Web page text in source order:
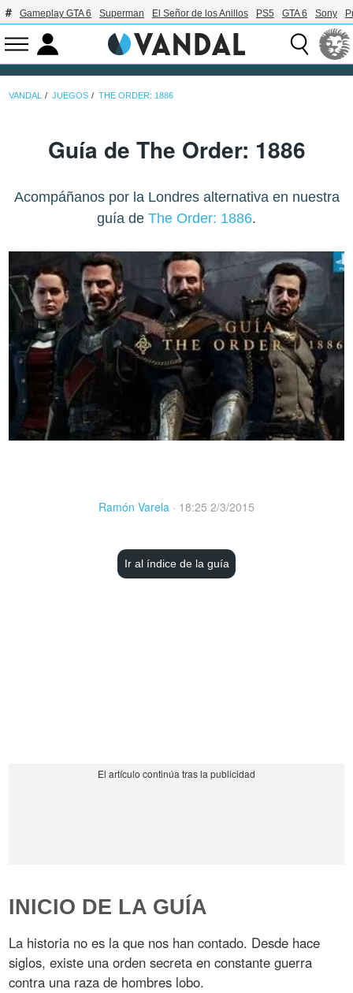
Gameplay GTA 6 Superman El Señor de los Anillos PS5 GTA 6 Sony
VANDAL JUEGOS THE ORDER: 1886
Guía de The Order: 1886
Acompáñanos por la Londres alternativa en nuestra
guía de The Order: 1886.
Ramón Varela · 18:25 2/3/2015
Ir al índice de la guía
INICIO DE LA GUÍA
La historia no es la que nos han contado. Desde hace
siglos, existe una orden secreta en constante guerra
contra una raza de hombres lobo.